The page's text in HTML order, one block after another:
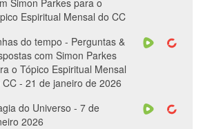
Simon Parkes para o
Espiritual Mensal do CC
do tempo - Perguntas &
com Simon Parkes
o Tópico Espiritual Mensal
CC - 21 de janeiro de 2026
do Universo - 7 de
2026